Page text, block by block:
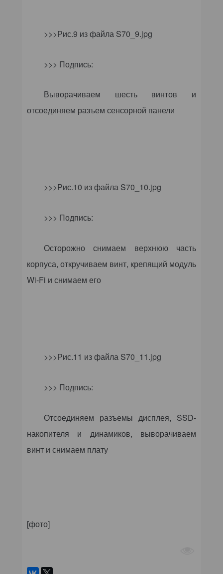
>>>Рис.9 из файла S70_9.jpg
>>> Подпись:
Выворачиваем шесть винтов и
отсоединяем разъем сенсорной панели
>>>Рис.10 из файла S70_10.jpg
>>> Подпись:
Осторожно снимаем верхнюю часть
корпуса, откручиваем винт, крепящий модуль
Wi-Fi и снимаем его
>>>Рис.11 из файла S70_11.jpg
>>> Подпись:
Отсоединяем разъемы дисплея, SSD-
накопителя и динамиков, выворачиваем
винт и снимаем плату
[фото]